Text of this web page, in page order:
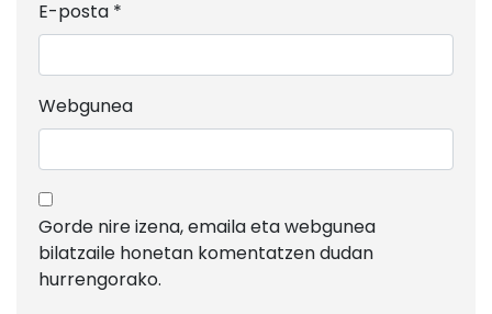
E-posta *
Webgunea
Gorde nire izena, emaila eta webgunea
bilatzaile honetan komentatzen dudan
hurrengorako.